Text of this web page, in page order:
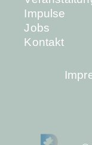
Impulse
Jobs
Kontakt